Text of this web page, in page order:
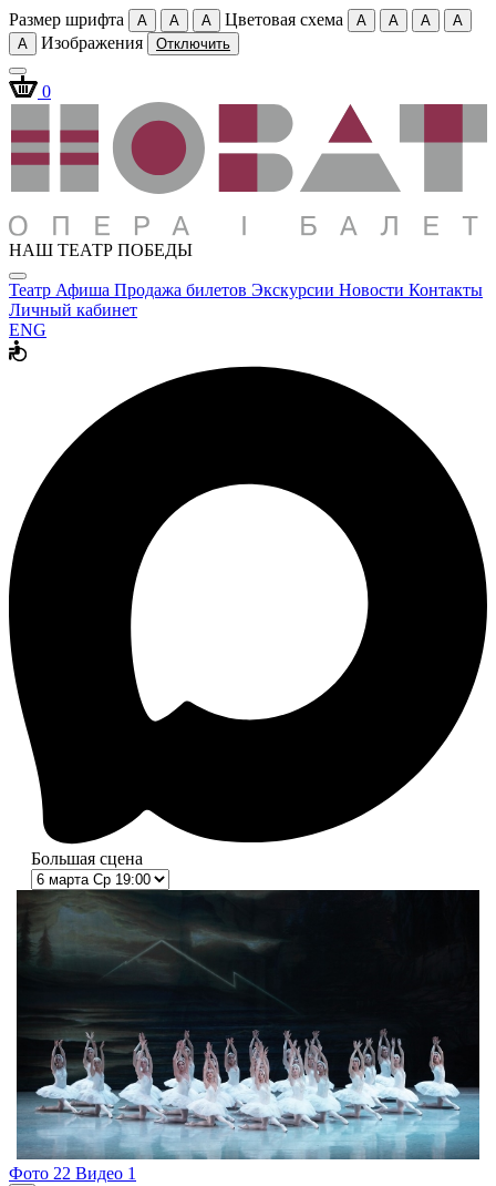
Размер шрифта A A A Цветовая схема A A A
A
A
Изображения Отключить
0
НАШ ТЕАТР ПОБЕДЫ
Театр Афиша Продажа билетов Экскурсии Новости Контакты
Личный кабинет
ENG
Большая сцена
Фото 22 Видео 1